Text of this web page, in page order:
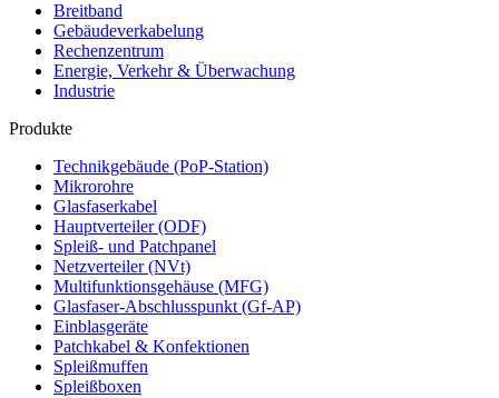
Breitband
Gebäudeverkabelung
Rechenzentrum
Energie, Verkehr & Überwachung
Industrie
Produkte
Technikgebäude (PoP-Station)
Mikrorohre
Glasfaserkabel
Hauptverteiler (ODF)
Spleiß- und Patchpanel
Netzverteiler (NVt)
Multifunktionsgehäuse (MFG)
Glasfaser-Abschlusspunkt (Gf-AP)
Einblasgeräte
Patchkabel & Konfektionen
Spleißmuffen
Spleißboxen